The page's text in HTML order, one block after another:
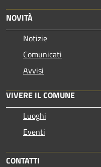
NOVITÀ
Notizie
Comunicati
Avvisi
VIVERE IL COMUNE
Luoghi
Eventi
CONTATTI